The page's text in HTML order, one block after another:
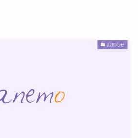
お知らせ